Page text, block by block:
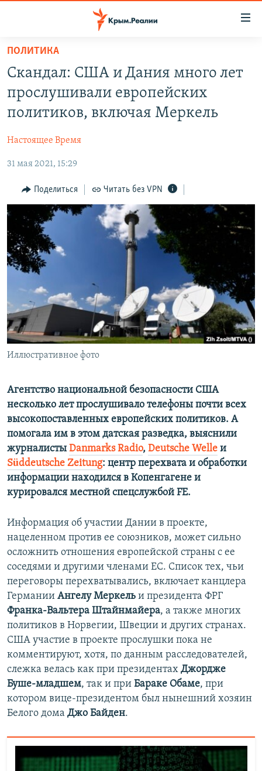
Вернуться
основному
содержанию
Вернутся
главной
Вернутся
поиску
СПЕЦПРОЕКТЫ
11 ЛЕТ ОККУПАЦИИ КРЫМА. 11 ИСТОРИЙ СОПРОТИВЛЕНИЯ
ВОДА
ЕЩЕ
ИНТЕРАКТИВ
ИНФОГРАФИКА
ТЕЛЕПРОЕКТ КРЫМ.РЕАЛИИ
СОВЕТЫ ПРАВОЗАЩИТНИКОВ
ПРОПАВШИЕ БЕЗ ВЕСТИ
ПОБЕДИТЕЛЕЙ НЕ СУДЯТ?
КРЫМ.НЕПОКОРЕННЫЙ
ELIFBE
УКРАИНСКАЯ ПРОБЛЕМА КРЫМА
РАДІО СВОБОДА
КАК ОБОЙТИ БЛОКИРОВКУ
Українською
Qırımtatar
ПРИСОЕДИНЯЙТЕСЬ!
Все сайты RFE/RL
ПОЛИТИКА
Скандал: США и Дания много лет
прослушивали европейских
политиков, включая Меркель
Настоящее Время
31 мая 2021, 15:29
Поделиться Читать без VPN
Иллюстративное фото
Агентство национальной безопасности США
несколько лет прослушивало телефоны почти всех
высокопоставленных европейских политиков. А
помогала им в этом датская разведка, выяснили
журналисты Danmarks Radio, Deutsche Welle и
Süddeutsche Zeitung: центр перехвата и обработки
информации находился в Копенгагене и
курировался местной спецслужбой FE.
Информация об участии Дании в проекте,
нацеленном против ее союзников, может сильно
осложнить отношения европейской страны с ее
соседями и другими членами ЕС. Список тех, чьи
переговоры перехватывались, включает канцлера
Германии Ангелу Меркель и президента ФРГ
Франка-Вальтера Штайнмайера, а также многих
политиков в Норвегии, Швеции и других странах.
США участие в проекте прослушки пока не
комментируют, хотя, по данным расследователей,
слежка велась как при президентах Джордже
Буше-младшем, так и при Бараке Обаме, при
котором вице-президентом был нынешний хозяин
Белого дома Джо Байден.